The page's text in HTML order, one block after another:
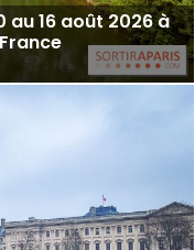
au 16 août 2026 à